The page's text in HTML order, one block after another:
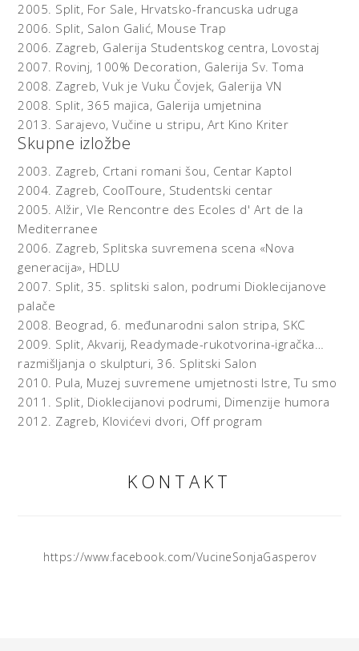
prepuštaju porocima, nižim strastima, ali se i zapitkuju o
smislu svoga djelovanja i mjestu pod zvijezdama. Moral je
poljuljan humorom i sitnom subverzijom, a povijesni
'pučki' elementi zamijenjeni su generacijskim vizualnim
žargonom i aluzijama.
No gdje su se skrile prave 'vučine'? Neposredniji životinjski
svijet uzmaknuo je pred zvijerima koje su iz kaprica
prisvojile njihovo krzno, i poput strašne legende o
manje sramnim rabotama. Više o prijetvornom
društvancu tamo gdje je vuk vuku čovjek i gdje se
namjesto vuka u janjećoj koži čovjek skriva u vučjoj,
pročitajte na blogu http://sonjecka.blog.hr
Jasna Jakšić
2005. Split, For Sale, Hrvatsko-francuska udruga
2006. Split, Salon Galić, Mouse Trap
2006. Zagreb, Galerija Studentskog centra, Lovostaj
2007. Rovinj, 100% Decoration, Galerija Sv. Toma
2008. Zagreb,Vuk je Vuku Čovjek, Galerija VN
2008. Split, 365 majica, Galerija umjetnina
2013. Sarajevo,Vučine u stripu, Art Kino Kriter
Skupne izložbe
2003. Zagreb, Crtani romani šou, Centar Kaptol
2004. Zagreb, CoolToure, Studentski centar
2005.Alžir, VIe Rencontre des Ecoles d' Art de la
Mediterranee
2006. Zagreb, Splitska suvremena scena «Nova
generacija», HDLU
2007. Split, 35. splitski salon, podrumi Dioklecijanove
palače
2008. Beograd, 6. međunarodni salon stripa, SKC
2009. Split, Akvarij, Readymade-rukotvorina-igračka…
razmišljanja o skulpturi, 36. Splitski Salon
2010. Pula, Muzej suvremene umjetnosti Istre,Tu smo
2011. Split, Dioklecijanovi podrumi, Dimenzije humora
2012. Zagreb, Klovićevi dvori, Off program
KONTAKT
https://www.facebook.com/VucineSonjaGasperov